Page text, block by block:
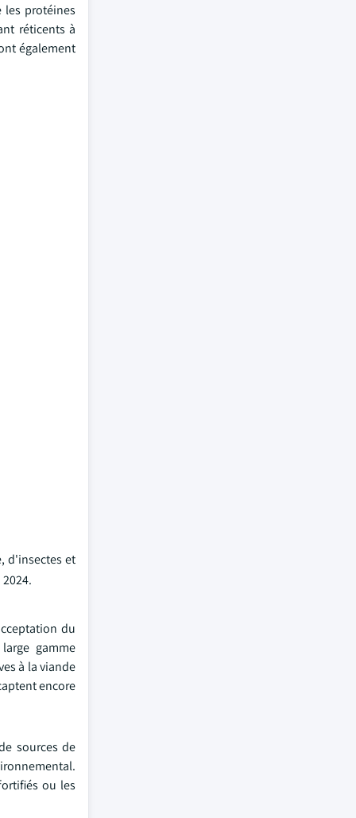
les protéines
réticents à
également
d'insectes et
du
gamme
à la viande
encore
sources de
ou les